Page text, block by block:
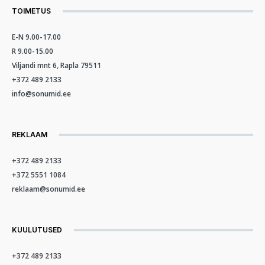
TOIMETUS
E-N 9.00-17.00
R 9.00-15.00
Viljandi mnt 6, Rapla 79511
+372 489 2133
info@sonumid.ee
REKLAAM
+372 489 2133
+372 5551 1084
reklaam@sonumid.ee
KUULUTUSED
+372 489 2133